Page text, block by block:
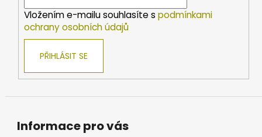
Vložením e-mailu souhlasíte s podmínkami
ochrany osobních údajů
PŘIHLÁSIT SE
Informace pro vás